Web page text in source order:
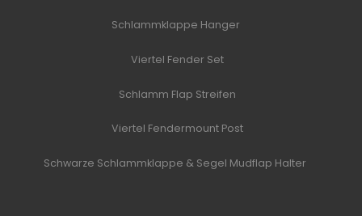
Schlammklappe Hanger
Viertel Fender Set
Schlamm Flap Streifen
Viertel Fendermount Post
Schwarze Schlammklappe & Segel Mudflap Halter